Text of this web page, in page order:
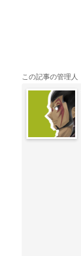
この記事の管理人